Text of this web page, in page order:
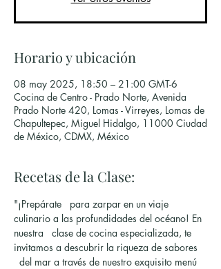
Horario y ubicación
08 may 2025, 18:50 – 21:00 GMT-6
Cocina de Centro - Prado Norte, Avenida
Prado Norte 420, Lomas - Virreyes, Lomas de
Chapultepec, Miguel Hidalgo, 11000 Ciudad
de México, CDMX, México
Recetas de la Clase:
"¡Prepárate   para zarpar en un viaje
culinario a las profundidades del océano! En
nuestra   clase de cocina especializada, te
invitamos a descubrir la riqueza de sabores
del mar a través de nuestro exquisito menú